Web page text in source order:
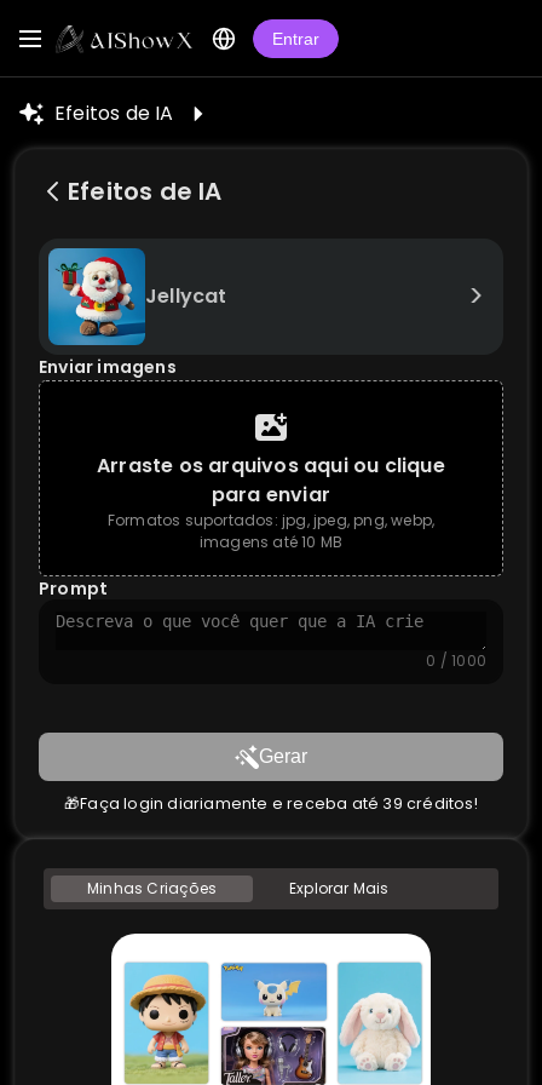
Entrar
Efeitos de IA
Efeitos de IA
Jellycat >
Enviar imagens
Arraste os arquivos aqui ou clique
para enviar
Formatos suportados: jpg, jpeg, png, webp,
imagens até 10 MB
Prompt
0 / 1000
Gerar
🎁Faça login diariamente e receba até 39 créditos!
Minhas Criações Explorar Mais